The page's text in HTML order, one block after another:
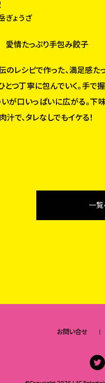
ぎょうざ
情たっぷり手包み餃子
レシピで作った、満足感た
とつ丁寧に包んでいく。手で
が口いっぱいに広がる。下
汁で、タレなしでもイケる！
一覧
お問い合せ